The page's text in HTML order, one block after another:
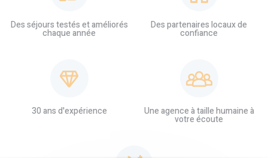
Des séjours testés et améliorés
chaque année
Des partenaires locaux de
confiance
30 ans d'expérience Une agence à taille humaine à
votre écoute